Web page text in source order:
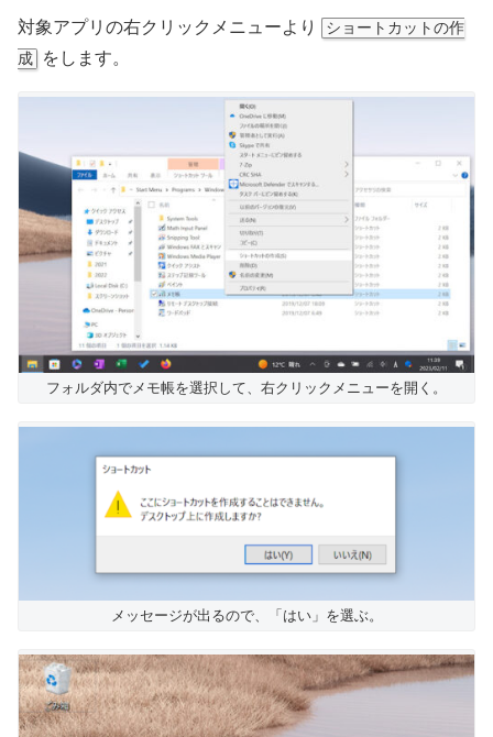
対象アプリの右クリックメニューより
ショートカットの作
成
をします。
フォルダ内でメモ帳を選択して、右クリックメニューを開く。
メッセージが出るので、「はい」を選ぶ。